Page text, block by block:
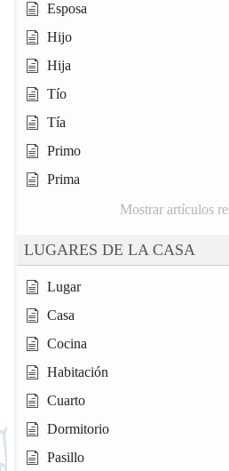
Esposa
Hijo
Hija
Tío
Tía
Primo
Prima
Mostrar artículos
LUGARES DE LA CASA
Lugar
Casa
Cocina
Habitación
Cuarto
Dormitorio
Pasillo